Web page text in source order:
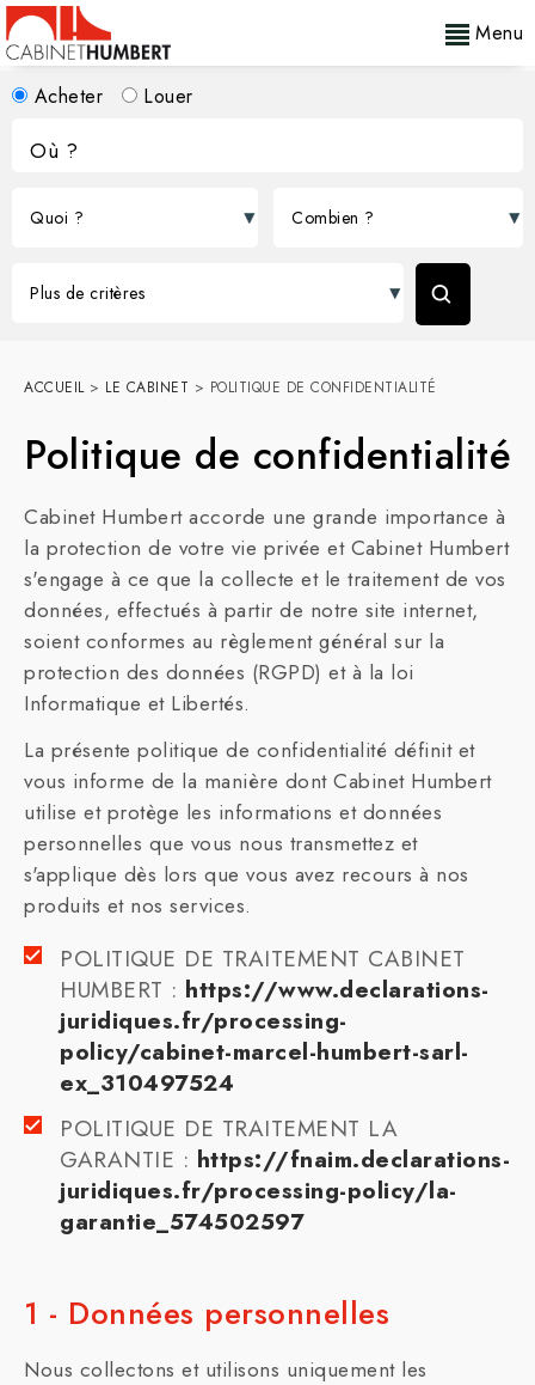
Menu
Acheter Louer
ACCUEIL> LE CABINET > POLITIQUE DE CONFIDENTIALITÉ
Politique de confidentialité
Cabinet Humbert accorde une grande importance à
la protection de votre vie privée et Cabinet Humbert
s'engage à ce que la collecte et le traitement de vos
données, effectués à partir de notre site internet,
soient conformes au règlement général sur la
protection des données (RGPD) et à la loi
Informatique et Libertés.
La présente politique de confidentialité définit et
vous informe de la manière dont Cabinet Humbert
utilise et protège les informations et données
personnelles que vous nous transmettez et
s'applique dès lors que vous avez recours à nos
produits et nos services.
POLITIQUE DE TRAITEMENT CABINET
HUMBERT : https://www.declarations-
juridiques.fr/processing-
policy/cabinet-marcel-humbert-sarl-
ex_310497524
POLITIQUE DE TRAITEMENT LA
GARANTIE : https://fnaim.declarations-
juridiques.fr/processing-policy/la-
garantie_574502597
1 - Données personnelles
Nous collectons et utilisons uniquement les